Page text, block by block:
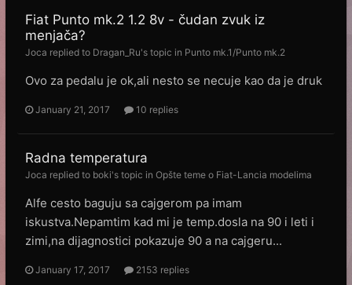
Fiat Punto mk.2 1.2 8v - čudan zvuk iz
menjača?
Joca replied to Dragan_Ru's topic in Punto mk.1/Punto mk.2
Ovo za pedalu je ok,ali nesto se necuje kao da je druk
January 21, 2017 10 replies
Radna temperatura
Joca replied to boki's topic in Opšte teme o Fiat-Lancia modelima
Alfe cesto baguju sa cajgerom pa imam
iskustva.Nepamtim kad mi je temp.dosla na 90 i leti i
zimi,na dijagnostici pokazuje 90 a na cajgeru...
January 17, 2017 2153 replies